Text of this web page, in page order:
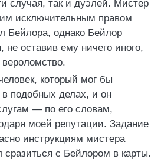
случая, так и дуэлей. Мистер
исключительным правом
Бейлора, однако Бейлор
не оставив ему ничего иного,
который мог бы
в подобных делах, и он
— по его словам,
моей репутации. Задание
инструкциям мистера
с Бейлором в карты.